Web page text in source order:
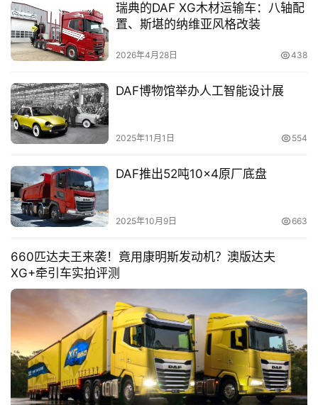
社
区
瑞典的DAF XG木材运输车：八轴配
置、斯堪的纳维亚风格改装
2026年4月28日 438
DAF博物馆举办人工智能设计展
2025年11月1日 554
DAF推出52吨10×4原厂底盘
2025年10月9日 663
660匹达夫王来袭！竟用康明斯发动机？澳版达夫
XG+牵引车实拍评测